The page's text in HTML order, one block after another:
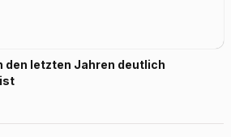
den letzten Jahren deutlich